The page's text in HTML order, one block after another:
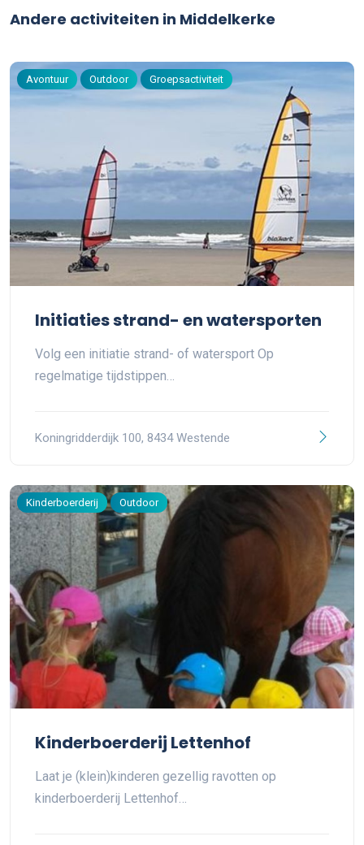
Andere activiteiten in Middelkerke
Avontuur Outdoor Groepsactiviteit
Initiaties strand- en watersporten
Volg een initiatie strand- of watersport Op
regelmatige tijdstippen…
Koningridderdijk 100, 8434 Westende
Kinderboerderij Outdoor
Kinderboerderij Lettenhof
Laat je (klein)kinderen gezellig ravotten op
kinderboerderij Lettenhof…